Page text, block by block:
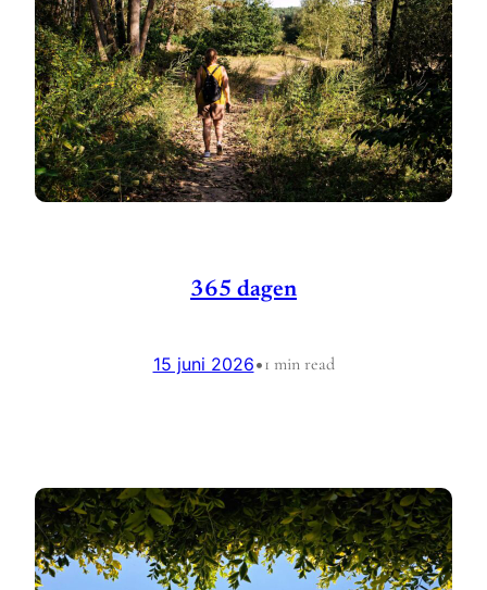
365 dagen
15 juni 2026•1 min read